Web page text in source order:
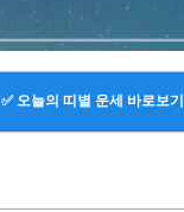
✅ 오늘의 띠별 운세 바로보기